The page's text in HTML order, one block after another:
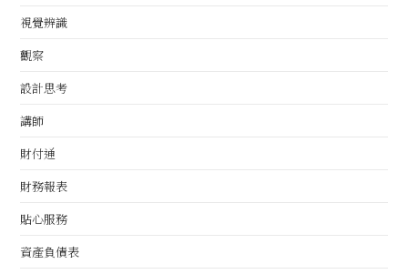
視覺辨識
觀察
設計思考
講師
財付通
財務報表
貼心服務
資產負債表